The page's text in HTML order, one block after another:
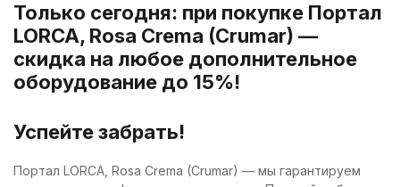
Только сегодня: при покупке Портал
LORCA, Rosa Crema (Crumar) —
скидка на любое дополнительное
оборудование до 15%!
Успейте забрать!
Портал LORCA, Rosa Crema (Crumar) — мы гарантируем